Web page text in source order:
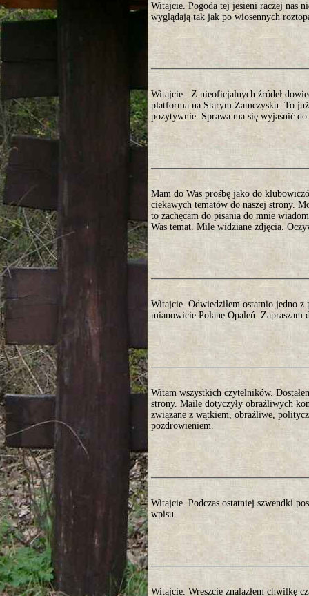
Witajcie. Pogoda tej jesieni raczej nas
wyglądają tak jak po wiosennych
Witajcie . Z nieoficjalnych źródeł
platforma na Starym Zamczysku. To
pozytywnie. Sprawa ma się wyjaśnić
Mam do Was prośbę jako do
ciekawych tematów do naszej strony.
to zachęcam do pisania do mnie
Was temat. Mile widziane zdjęcia.
Witajcie. Odwiedziłem ostatnio jedno z
mianowicie Polanę Opaleń. Zapraszam
Witam wszystkich czytelników.
strony. Maile dotyczyły obraźliwych
związane z wątkiem, obraźliwe,
pozdrowieniem.
Witajcie. Podczas ostatniej szwendki
wpisu.
Witajcie. Wreszcie znalazłem chwilkę